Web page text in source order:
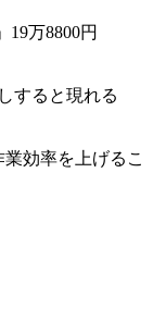
すると現れる
効率を上げるこ